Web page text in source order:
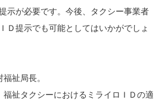
示が必要です。今後、タクシー事業者
Ｄ提示でも可能としてはいかがでしょ
祉局長。
祉タクシーにおけるミライロＩＤの適